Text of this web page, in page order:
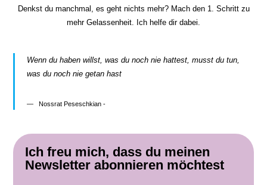
Denkst du manchmal, es geht nichts mehr? Mach den 1. Schritt zu
mehr Gelassenheit. Ich helfe dir dabei.
Wenn du haben willst, was du noch nie hattest, musst du tun,
was du noch nie getan hast
Nossrat Peseschkian -
Ich freu mich, dass du meinen
Newsletter abonnieren möchtest